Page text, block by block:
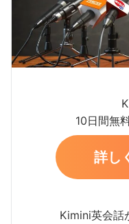
10日間無
詳し
Kimini英会話